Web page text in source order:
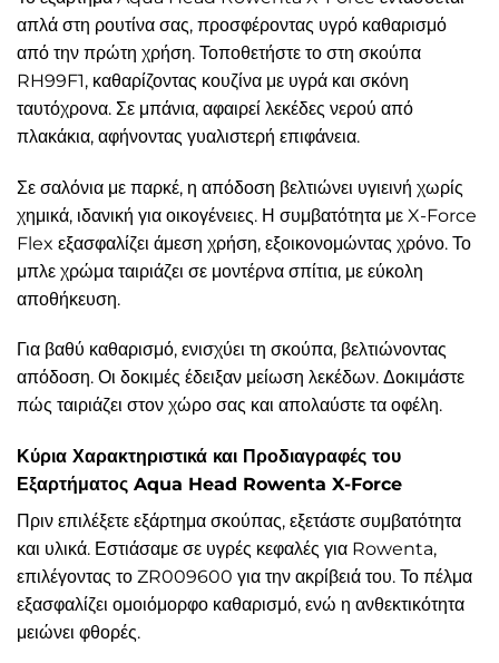
απλά στη ρουτίνα σας, προσφέροντας υγρό καθαρισμό
από την πρώτη χρήση. Τοποθετήστε το στη σκούπα
RH99F1, καθαρίζοντας κουζίνα με υγρά και σκόνη
ταυτόχρονα. Σε μπάνια, αφαιρεί λεκέδες νερού από
πλακάκια, αφήνοντας γυαλιστερή επιφάνεια.
Σε σαλόνια με παρκέ, η απόδοση βελτιώνει υγιεινή χωρίς
χημικά, ιδανική για οικογένειες. Η συμβατότητα με X-Force
Flex εξασφαλίζει άμεση χρήση, εξοικονομώντας χρόνο. Το
μπλε χρώμα ταιριάζει σε μοντέρνα σπίτια, με εύκολη
αποθήκευση.
Για βαθύ καθαρισμό, ενισχύει τη σκούπα, βελτιώνοντας
απόδοση. Οι δοκιμές έδειξαν μείωση λεκέδων. Δοκιμάστε
πώς ταιριάζει στον χώρο σας και απολαύστε τα οφέλη.
Κύρια Χαρακτηριστικά και Προδιαγραφές του
Εξαρτήματος Aqua Head Rowenta X-Force
Πριν επιλέξετε εξάρτημα σκούπας, εξετάστε συμβατότητα
και υλικά. Εστιάσαμε σε υγρές κεφαλές για Rowenta,
επιλέγοντας το ZR009600 για την ακρίβειά του. Το πέλμα
εξασφαλίζει ομοιόμορφο καθαρισμό, ενώ η ανθεκτικότητα
μειώνει φθορές.